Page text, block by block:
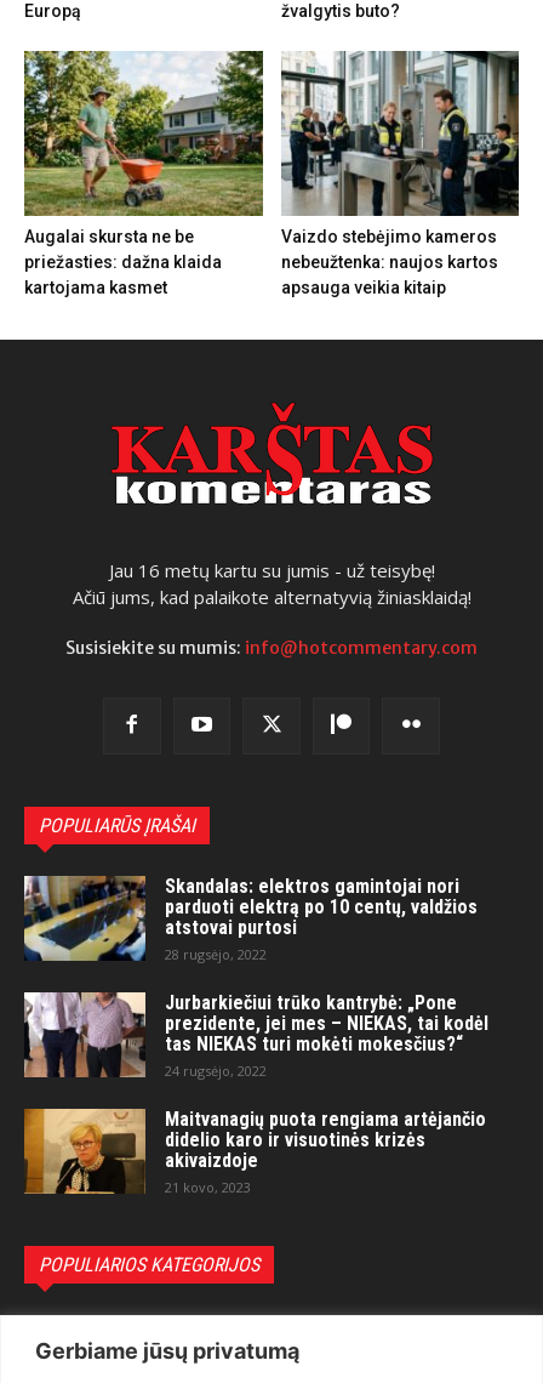
Gerbiame jūsų privatumą
Europą
žvalgytis buto?
Augalai skursta ne be
priežasties: dažna klaida
kartojama kasmet
Vaizdo stebėjimo kameros
nebeužtenka: naujos kartos
apsauga veikia kitaip
Jau 16 metų kartu su jumis - už teisybę!
Ačiū jums, kad palaikote alternatyvią žiniasklaidą!
Susisiekite su mumis: info@hotcommentary.com
POPULIARŪS ĮRAŠAI
Skandalas: elektros gamintojai nori
parduoti elektrą po 10 centų, valdžios
atstovai purtosi
28 rugsėjo, 2022
Jurbarkiečiui trūko kantrybė: „Pone
prezidente, jei mes – NIEKAS, tai kodėl
tas NIEKAS turi mokėti mokesčius?“
24 rugsėjo, 2022
Maitvanagių puota rengiama artėjančio
didelio karo ir visuotinės krizės
akivaizdoje
21 kovo, 2023
POPULIARIOS KATEGORIJOS